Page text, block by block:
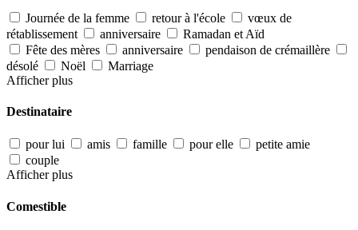
Journée de la femme retour à l'école
vœux de
rétablissement
anniversaire
Ramadan et Aïd
Fête des mères
anniversaire
pendaison de crémaillère
désolé
Noël
Marriage
Afficher plus
Destinataire
pour lui amis famille pour elle
petite amie
couple
Afficher plus
Comestible